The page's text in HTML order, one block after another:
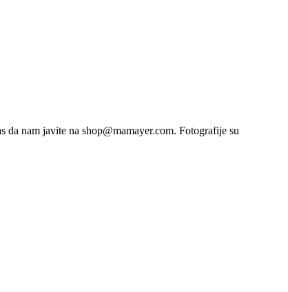
nam javite na shop@mamayer.com. Fotografije su